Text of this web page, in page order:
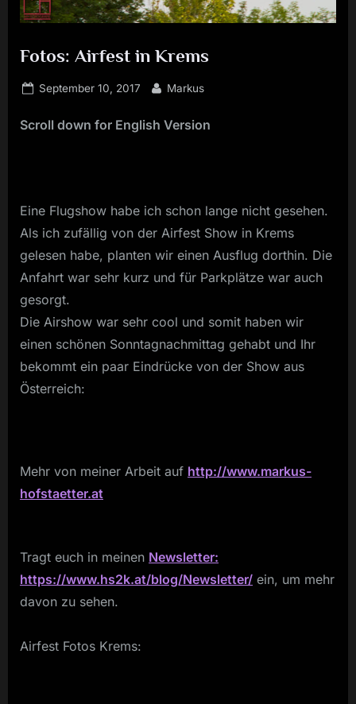
Fotos: Airfest in Krems
Posted
September 10, 2017 By
Markus
Scroll down for English Version
Eine Flugshow habe ich schon lange nicht gesehen.
Als ich zufällig von der Airfest Show in Krems
gelesen habe, planten wir einen Ausflug dorthin. Die
Anfahrt war sehr kurz und für Parkplätze war auch
gesorgt.
Die Airshow war sehr cool und somit haben wir
einen schönen Sonntagnachmittag gehabt und Ihr
bekommt ein paar Eindrücke von der Show aus
Österreich:
Mehr von meiner Arbeit auf http://www.markus-
hofstaetter.at
Tragt euch in meinen Newsletter:
https://www.hs2k.at/blog/Newsletter/ ein, um mehr
davon zu sehen.
Airfest Fotos Krems: